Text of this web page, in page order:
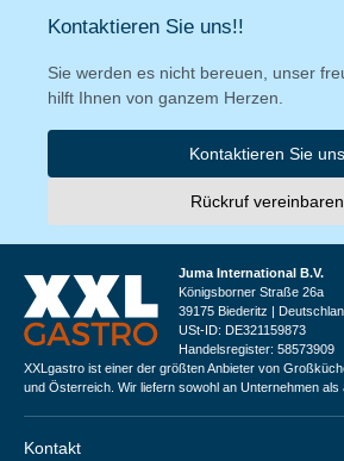
Kontaktieren Sie uns!!
Sie werden es nicht bereuen, unser
hilft Ihnen von ganzem Herzen.
Kontaktieren Sie uns
Rückruf vereinbaren
Juma International B.V.
Königsborner Straße 26a
39175 Biederitz |
USt-ID: DE321159873
Handelsregister: 58573909
XXLgastro ist einer der größten Anbieter von
und Österreich. Wir liefern sowohl an Unternehmen als
Kontakt